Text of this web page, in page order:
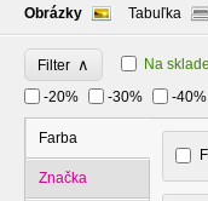
Obrázky
Tabuľka
Filter ∧ Na sklade
-20%
-30% -40%
Farba
Značka